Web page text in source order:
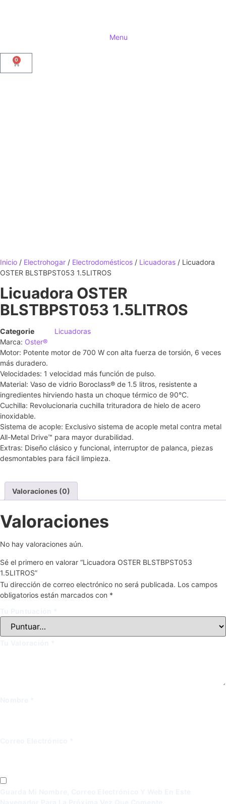
Menu
0
Inicio / Electrohogar / Electrodomésticos / Licuadoras / Licuadora
OSTER BLSTBPST053 1.5LITROS
Licuadora OSTER
BLSTBPST053 1.5LITROS
Categorie
Licuadoras
Marca: Oster®
Motor: Potente motor de 700 W con alta fuerza de torsión, 6 veces
más duradero.
Velocidades: 1 velocidad más función de pulso.
Material: Vaso de vidrio Boroclass® de 1.5 litros, resistente a
ingredientes hirviendo hasta un choque térmico de 90°C.
Cuchilla: Revolucionaria cuchilla trituradora de hielo de acero
inoxidable.
Sistema de acople: Exclusivo sistema de acople metal contra metal
All-Metal Drive™ para mayor durabilidad.
Extras: Diseño clásico y funcional, interruptor de palanca, piezas
desmontables para fácil limpieza.
Valoraciones (0)
Valoraciones
No hay valoraciones aún.
Sé el primero en valorar “Licuadora OSTER BLSTBPST053
1.5LITROS”
Tu dirección de correo electrónico no será publicada. Los campos
obligatorios están marcados con *